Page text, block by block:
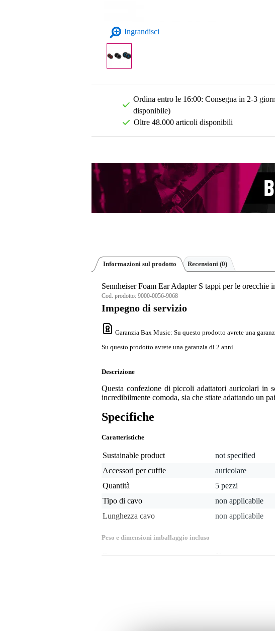
Ingrandisci
Ordina entro le 16:00: Consegna in 2-3
disponibile)
Oltre 48.000 articoli disponibili
Informazioni sul prodotto Recensioni (0)
Sennheiser Foam Ear Adapter S tappi per le orecchie
Cod. prodotto: 9000-0056-9068
Impegno di servizio
Garanzia Bax Music: Su questo prodotto avrete una
Su questo prodotto avrete una garanzia di 2 anni.
Descrizione
Questa confezione di piccoli adattatori auricolari in
incredibilmente comoda, sia che stiate adattando un
Specifiche
Caratteristiche
Sustainable product
not specified
Accessori per cuffie
auricolare
Quantità
5 pezzi
Tipo di cavo
non applicabile
Lunghezza cavo
non applicabile
Peso e dimensioni imballaggio incluso
Peso(imballaggio incluso)
11 gr